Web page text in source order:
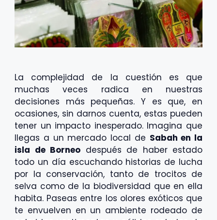
La complejidad de la cuestión es que
muchas veces radica en nuestras
decisiones más pequeñas. Y es que, en
ocasiones, sin darnos cuenta, estas pueden
tener un impacto inesperado. Imagina que
llegas a un mercado local de Sabah en la
isla de Borneo después de haber estado
todo un día escuchando historias de lucha
por la conservación, tanto de trocitos de
selva como de la biodiversidad que en ella
habita. Paseas entre los olores exóticos que
te envuelven en un ambiente rodeado de